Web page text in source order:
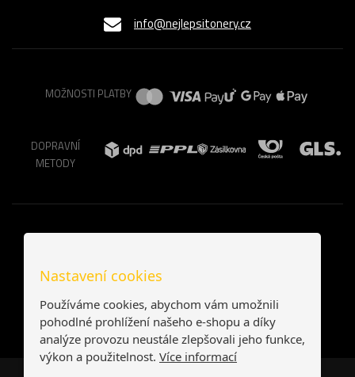
info@nejlepsitonery.cz
MOŽNOSTI PLATBY
DOPRAVNÍ
METODY
Nastavení cookies
Používáme cookies, abychom vám umožnili
pohodlné prohlížení našeho e-shopu a díky
analýze provozu neustále zlepšovali jeho funkce,
výkon a použitelnost. Více informací